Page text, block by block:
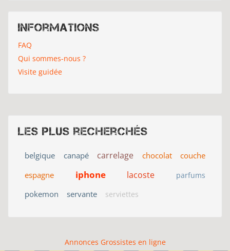
Informations
FAQ
Qui sommes-nous ?
Visite guidée
Les plus recherchés
belgique canapé carrelage chocolat
couche
espagne
iphone lacoste parfums
pokemon servante serviettes
Annonces Grossistes en ligne